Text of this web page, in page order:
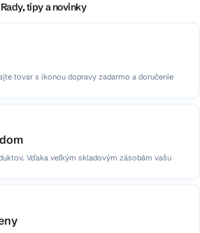
Rady, tipy a novinky
tovar s ikonou dopravy zadarmo a doručenie
Vďaka veľkým skladovým zásobám vašu